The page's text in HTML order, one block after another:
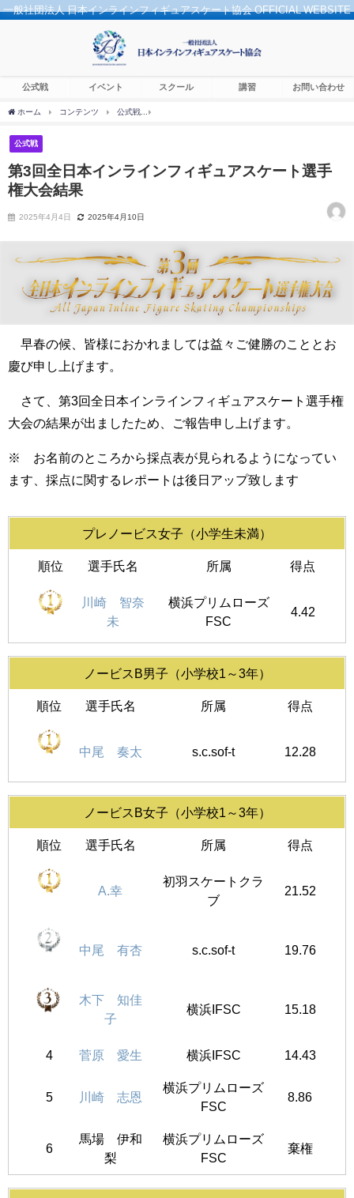
一般社団法人 日本インラインフィギュアスケート協会 OFFICIAL WEBSITE
公式戦 イベント スクール 講習 お問い合わせ
ホーム コンテンツ 公式戦
公式戦
第3回全日本インラインフィギュアスケート選手
権大会結果
2025年4月4日 2025年4月10日
早春の候、皆様におかれましては益々ご健勝のこととお
慶び申し上げます。
さて、第3回全日本インラインフィギュアスケート選手権
大会の結果が出ましたため、ご報告申し上げます。
※ お名前のところから採点表が見られるようになってい
ます、採点に関するレポートは後日アップ致します
プレノービス女子（小学生未満）
順位 選手氏名 所属 得点
川崎 智奈
未
横浜プリムローズ
FSC
4.42
ノービスB男子（小学校1～3年）
順位 選手氏名 所属 得点
中尾 奏太 s.c.sof-t 12.28
ノービスB女子（小学校1～3年）
順位 選手氏名 所属 得点
A.幸
初羽スケートクラ
ブ
21.52
中尾 有杏 s.c.sof-t 19.76
木下 知佳
子
横浜IFSC 15.18
4 菅原 愛生 横浜IFSC 14.43
5 川崎 志恩
横浜プリムローズ
FSC
8.86
6
馬場 伊和
梨
横浜プリムローズ
FSC
棄権